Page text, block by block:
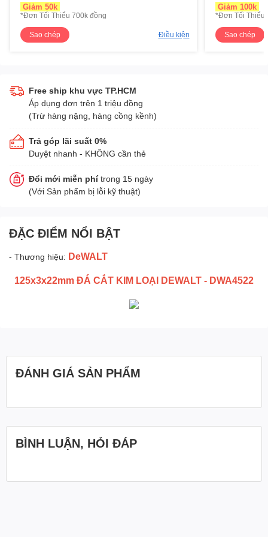
Giảm 50k
*Đơn Tối Thiểu 700k đồng
Sao chép Điều kiện
Giảm 100k
*Đơn Tối Thiểu
Sao chép
Free ship khu vực TP.HCM
Áp dụng đơn trên 1 triệu đồng
(Trừ hàng nặng, hàng cồng kềnh)
Trả góp lãi suất 0%
Duyệt nhanh - KHÔNG cần thẻ
Đổi mới miễn phítrong 15 ngày
(Với Sản phẩm bị lỗi kỹ thuật)
ĐẶC ĐIỂM NỔI BẬT
- Thương hiệu: DeWALT
125x3x22mm ĐÁ CẮT KIM LOẠI DEWALT - DWA4522
ĐÁNH GIÁ SẢN PHẨM
BÌNH LUẬN, HỎI ĐÁP